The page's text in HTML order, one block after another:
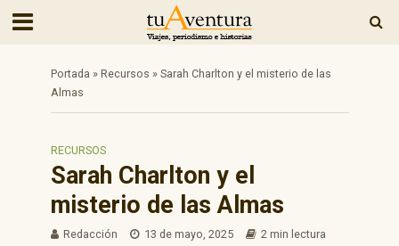
Portada » Recursos » Sarah Charlton y el misterio de las
Almas
RECURSOS
Sarah Charlton y el
misterio de las Almas
Redacción 13 de mayo, 2025 2 min lectura